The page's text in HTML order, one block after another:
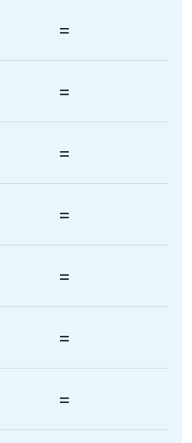
=
=
=
=
=
=
=